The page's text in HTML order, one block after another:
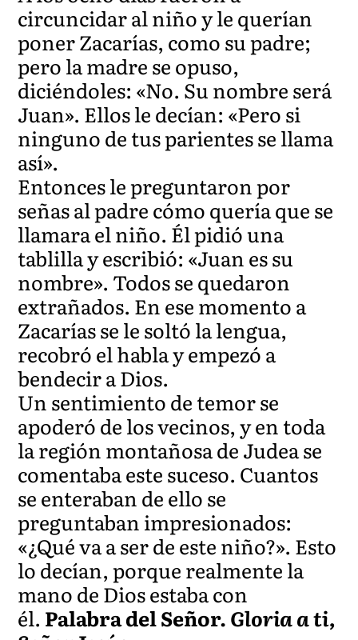
circuncidar al niño y le querían
poner Zacarías, como su padre;
pero la madre se opuso,
diciéndoles: «No. Su nombre será
Juan». Ellos le decían: «Pero si
ninguno de tus parientes se llama
así».
Entonces le preguntaron por
señas al padre cómo quería que se
llamara el niño. Él pidió una
tablilla y escribió: «Juan es su
nombre». Todos se quedaron
extrañados. En ese momento a
Zacarías se le soltó la lengua,
recobró el habla y empezó a
bendecir a Dios.
Un sentimiento de temor se
apoderó de los vecinos, y en toda
la región montañosa de Judea se
comentaba este suceso. Cuantos
se enteraban de ello se
preguntaban impresionados:
«¿Qué va a ser de este niño?». Esto
lo decían, porque realmente la
mano de Dios estaba con
él. Palabra del Señor.Gloria a ti,